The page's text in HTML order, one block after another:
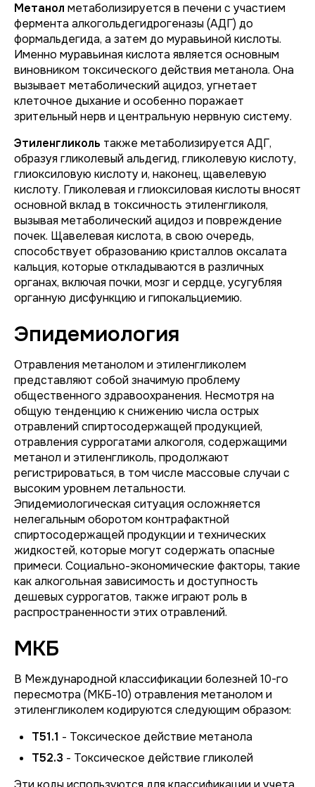
Метанол метаболизируется в печени с участием
фермента алкогольдегидрогеназы (АДГ) до
формальдегида, а затем до муравьиной кислоты.
Именно муравьиная кислота является основным
виновником токсического действия метанола. Она
вызывает метаболический ацидоз, угнетает
клеточное дыхание и особенно поражает
зрительный нерв и центральную нервную систему.
Этиленгликоль также метаболизируется АДГ,
образуя гликолевый альдегид, гликолевую кислоту,
глиоксиловую кислоту и, наконец, щавелевую
кислоту. Гликолевая и глиоксиловая кислоты вносят
основной вклад в токсичность этиленгликоля,
вызывая метаболический ацидоз и повреждение
почек. Щавелевая кислота, в свою очередь,
способствует образованию кристаллов оксалата
кальция, которые откладываются в различных
органах, включая почки, мозг и сердце, усугубляя
органную дисфункцию и гипокальциемию.
Эпидемиология
Отравления метанолом и этиленгликолем
представляют собой значимую проблему
общественного здравоохранения. Несмотря на
общую тенденцию к снижению числа острых
отравлений спиртосодержащей продукцией,
отравления суррогатами алкоголя, содержащими
метанол и этиленгликоль, продолжают
регистрироваться, в том числе массовые случаи с
высоким уровнем летальности.
Эпидемиологическая ситуация осложняется
нелегальным оборотом контрафактной
спиртосодержащей продукции и технических
жидкостей, которые могут содержать опасные
примеси. Социально-экономические факторы, такие
как алкогольная зависимость и доступность
дешевых суррогатов, также играют роль в
распространенности этих отравлений.
МКБ
В Международной классификации болезней 10-го
пересмотра (МКБ-10) отравления метанолом и
этиленгликолем кодируются следующим образом:
T51.1 - Токсическое действие метанола
T52.3 - Токсическое действие гликолей